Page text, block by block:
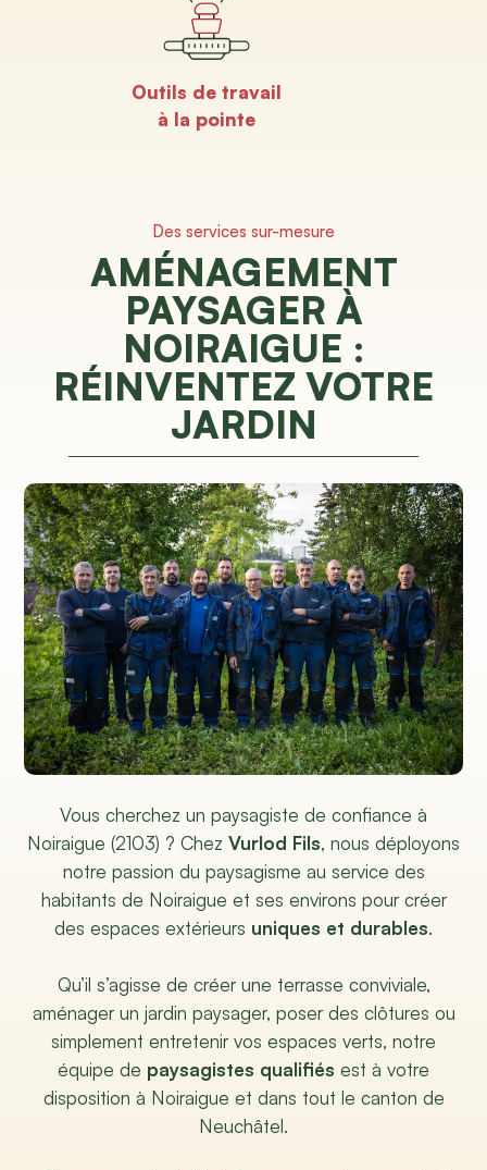
Outils de travail
à la pointe
Des services sur-mesure
AMÉNAGEMENT
PAYSAGER À
NOIRAIGUE :
RÉINVENTEZ VOTRE
JARDIN
Vous cherchez un paysagiste de confiance à
Noiraigue (2103) ? Chez Vurlod Fils, nous déployons
notre passion du paysagisme au service des
habitants de Noiraigue et ses environs pour créer
des espaces extérieurs uniques et durables.
Qu’il s’agisse de créer une terrasse conviviale,
aménager un jardin paysager, poser des clôtures ou
simplement entretenir vos espaces verts, notre
équipe de paysagistes qualifiés est à votre
disposition à Noiraigue et dans tout le canton de
Neuchâtel.